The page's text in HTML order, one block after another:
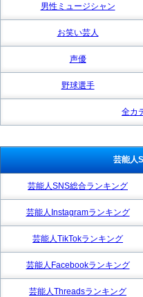
男性ミュージシャン
お笑い芸人
声優
野球選手
全カ
芸能人
芸能人SNS総合ランキング
芸能人Instagramランキング
芸能人TikTokランキング
芸能人Facebookランキング
芸能人Threadsランキング